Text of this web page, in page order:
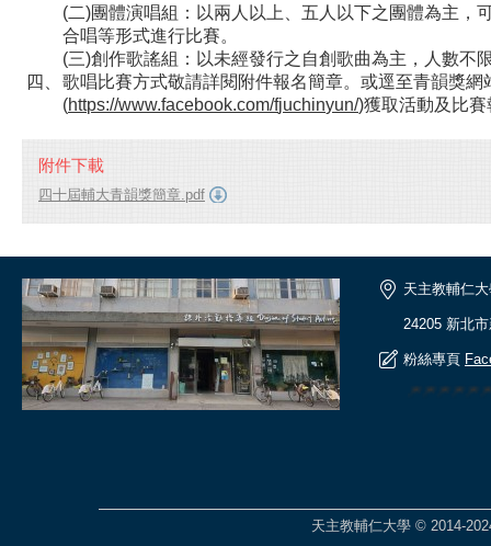
(二)團體演唱組 ： 以兩 人 以 上 五 人 以下之 團體為主 ，
合唱等形式進行比賽。
(三)創作歌謠組 ： 以未經發行之 自創歌曲為主 ， 人 數不
四
歌唱比賽方式敬請詳閱 附件報名簡章。 或逕至青韻獎網
(https://www.facebook.com/fjuchinyun/)獲取活動及 比賽
附件下載
四十屆輔大青韻獎簡章.pdf
天主教輔仁
24205 新北
粉絲專頁
天主教輔仁大學 © 2014-